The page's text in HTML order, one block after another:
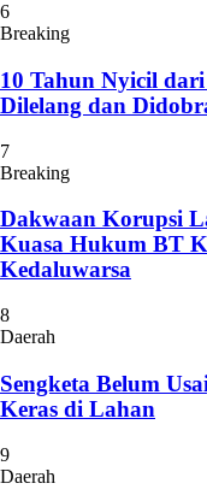
6
Breaking
10 Tahun Nyicil
Dilelang dan
7
Breaking
Dakwaan Korupsi
Kuasa Hukum BT
Kedaluwarsa
8
Daerah
Sengketa Belum
Keras di Lahan
9
Daerah